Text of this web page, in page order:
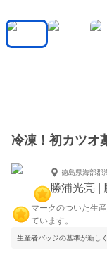
冷凍！初カツオ
徳島県海部郡
勝浦光亮 |
マークのついた生
ています。
生産者バッジの基準が新し